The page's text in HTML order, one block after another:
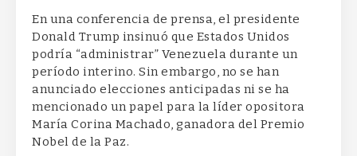
En una conferencia de prensa, el presidente
Donald Trump insinuó que Estados Unidos
podría “administrar” Venezuela durante un
período interino. Sin embargo, no se han
anunciado elecciones anticipadas ni se ha
mencionado un papel para la líder opositora
María Corina Machado, ganadora del Premio
Nobel de la Paz.